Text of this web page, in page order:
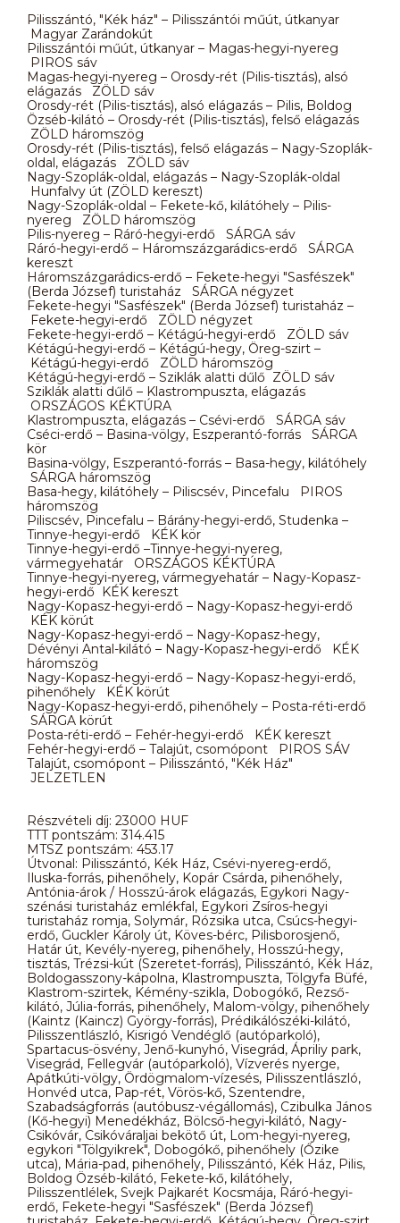
Pilisszántó, "Kék ház" – Pilisszántói műút, útkanyar
Magyar Zarándokút
Pilisszántói műút, útkanyar – Magas-hegyi-nyereg
PIROS sáv
Magas-hegyi-nyereg – Orosdy-rét (Pilis-tisztás), alsó
elágazás ZÖLD sáv
Orosdy-rét (Pilis-tisztás), alsó elágazás – Pilis, Boldog
Özséb-kilátó – Orosdy-rét (Pilis-tisztás), felső elágazás
ZÖLD háromszög
Orosdy-rét (Pilis-tisztás), felső elágazás – Nagy-Szoplák-
oldal, elágazás ZÖLD sáv
Nagy-Szoplák-oldal, elágazás – Nagy-Szoplák-oldal
Hunfalvy út (ZÖLD kereszt)
Nagy-Szoplák-oldal – Fekete-kő, kilátóhely – Pilis-
nyereg ZÖLD háromszög
Pilis-nyereg – Ráró-hegyi-erdő SÁRGA sáv
Ráró-hegyi-erdő – Háromszázgarádics-erdő SÁRGA
kereszt
Háromszázgarádics-erdő – Fekete-hegyi "Sasfészek"
(Berda József) turistaház SÁRGA négyzet
Fekete-hegyi "Sasfészek" (Berda József) turistaház –
Fekete-hegyi-erdő ZÖLD négyzet
Fekete-hegyi-erdő – Kétágú-hegyi-erdő ZÖLD sáv
Kétágú-hegyi-erdő – Kétágú-hegy, Öreg-szirt –
Kétágú-hegyi-erdő ZÖLD háromszög
Kétágú-hegyi-erdő – Sziklák alatti dűlő ZÖLD sáv
Sziklák alatti dűlő – Klastrompuszta, elágazás
ORSZÁGOS KÉKTÚRA
Klastrompuszta, elágazás – Csévi-erdő SÁRGA sáv
Cséci-erdő – Basina-völgy, Eszperantó-forrás SÁRGA
kör
Basina-völgy, Eszperantó-forrás – Basa-hegy, kilátóhely
SÁRGA háromszög
Basa-hegy, kilátóhely – Piliscsév, Pincefalu PIROS
háromszög
Piliscsév, Pincefalu – Bárány-hegyi-erdő, Studenka –
Tinnye-hegyi-erdő KÉK kör
Tinnye-hegyi-erdő –Tinnye-hegyi-nyereg,
vármegyehatár ORSZÁGOS KÉKTÚRA
Tinnye-hegyi-nyereg, vármegyehatár – Nagy-Kopasz-
hegyi-erdő KÉK kereszt
Nagy-Kopasz-hegyi-erdő – Nagy-Kopasz-hegyi-erdő
KÉK körút
Nagy-Kopasz-hegyi-erdő – Nagy-Kopasz-hegy,
Dévényi Antal-kilátó – Nagy-Kopasz-hegyi-erdő KÉK
háromszög
Nagy-Kopasz-hegyi-erdő – Nagy-Kopasz-hegyi-erdő,
pihenőhely KÉK körút
Nagy-Kopasz-hegyi-erdő, pihenőhely – Posta-réti-erdő
SÁRGA körút
Posta-réti-erdő – Fehér-hegyi-erdő KÉK kereszt
Fehér-hegyi-erdő – Talajút, csomópont PIROS SÁV
Talajút, csomópont – Pilisszántó, "Kék Ház"
JELZETLEN
Részvételi díj: 23000 HUF
TTT pontszám: 314.415
MTSZ pontszám: 453.17
Útvonal: Pilisszántó, Kék Ház, Csévi-nyereg-erdő,
Iluska-forrás, pihenőhely, Kopár Csárda, pihenőhely,
Antónia-árok / Hosszú-árok elágazás, Egykori Nagy-
szénási turistaház emlékfal, Egykori Zsíros-hegyi
turistaház romja, Solymár, Rózsika utca, Csúcs-hegyi-
erdő, Guckler Károly út, Köves-bérc, Pilisborosjenő,
Határ út, Kevély-nyereg, pihenőhely, Hosszú-hegy,
tisztás, Trézsi-kút (Szeretet-forrás), Pilisszántó, Kék Ház,
Boldogasszony-kápolna, Klastrompuszta, Tölgyfa Büfé,
Klastrom-szirtek, Kémény-szikla, Dobogókő, Rezső-
kilátó, Júlia-forrás, pihenőhely, Malom-völgy, pihenőhely
(Kaintz (Kaincz) György-forrás), Prédikálószéki-kilátó,
Pilisszentlászló, Kisrigó Vendéglő (autóparkoló),
Spartacus-ösvény, Jenő-kunyhó, Visegrád, Ápriliy park,
Visegrád, Fellegvár (autóparkoló), Vízverés nyerge,
Apátkúti-völgy, Ördögmalom-vízesés, Pilisszentlászló,
Honvéd utca, Pap-rét, Vörös-kő, Szentendre,
Szabadságforrás (autóbusz-végállomás), Czibulka János
(Kő-hegyi) Menedékház, Bölcső-hegyi-kilátó, Nagy-
Csikóvár, Csikóváraljai bekötő út, Lom-hegyi-nyereg,
egykori "Tölgyikrek", Dobogókő, pihenőhely (Őzike
utca), Mária-pad, pihenőhely, Pilisszántó, Kék Ház, Pilis,
Boldog Özséb-kilátó, Fekete-kő, kilátóhely,
Pilisszentlélek, Svejk Pajkarét Kocsmája, Ráró-hegyi-
erdő, Fekete-hegyi "Sasfészek" (Berda József)